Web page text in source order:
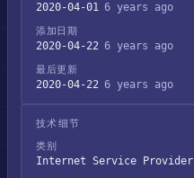
2020-04-01 6 years ago
添加日期
2020-04-22 6 years ago
最后更新
2020-04-22 6 years ago
技术细节
类别
Internet Service Provider